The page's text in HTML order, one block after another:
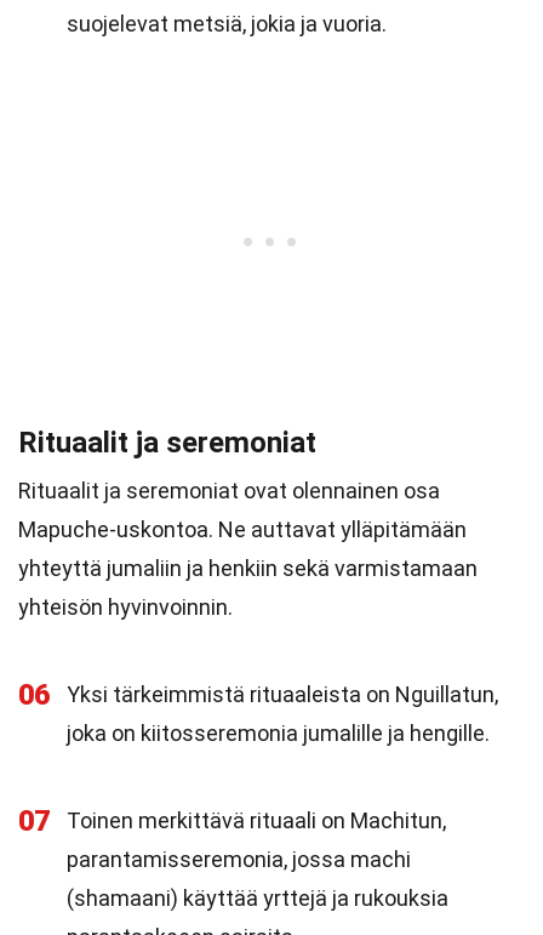
suojelevat metsiä, jokia ja vuoria.
Rituaalit ja seremoniat
Rituaalit ja seremoniat ovat olennainen osa
Mapuche-uskontoa. Ne auttavat ylläpitämään
yhteyttä jumaliin ja henkiin sekä varmistamaan
yhteisön hyvinvoinnin.
06
Yksi tärkeimmistä rituaaleista on Nguillatun,
joka on kiitosseremonia jumalille ja hengille.
07
Toinen merkittävä rituaali on Machitun,
parantamisseremonia, jossa machi
(shamaani) käyttää yrttejä ja rukouksia